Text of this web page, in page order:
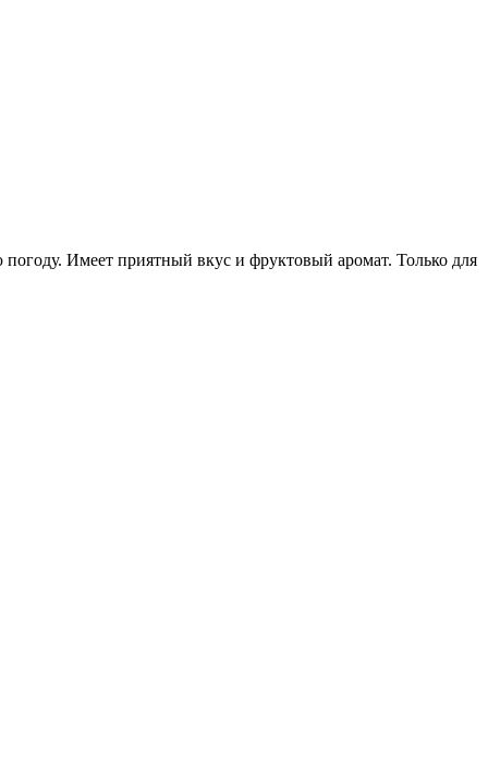
погоду. Имеет приятный вкус и фруктовый аромат. Только для